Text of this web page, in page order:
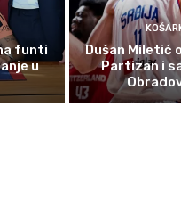
funti
u
Dušan Miletić
Partizan i